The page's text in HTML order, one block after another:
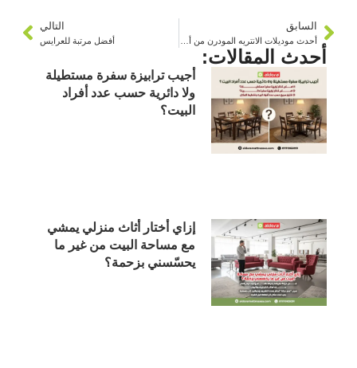
السابق التالي
أفضل مرتبة للعرايس
أحدث المقالات:
أجيب ترابيزة سفرة مستطيلة
ولا دائرية حسب عدد أفراد
البيت؟
إزاي أختار أثاث منزلي يمشي
مع مساحة البيت من غير ما
يحسّسني بزحمة؟